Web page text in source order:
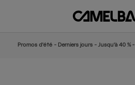
Promos d'été - Derniers jours - Jusqu'à 40 % -